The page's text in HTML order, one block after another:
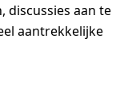
discussies aan te
aantrekkelijke